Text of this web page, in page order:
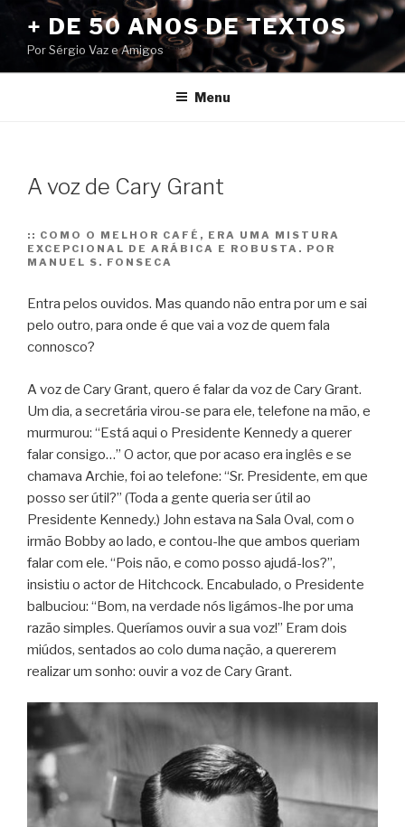
conteúdo
+ DE 50 ANOS DE TEXTOS
Por Sérgio Vaz e Amigos
Menu
A voz de Cary Grant
:: COMO O MELHOR CAFÉ, ERA UMA MISTURA
EXCEPCIONAL DE ARÁBICA E ROBUSTA. POR
MANUEL S. FONSECA
Entra pelos ouvidos. Mas quando não entra por um e sai
pelo outro, para onde é que vai a voz de quem fala
connosco?
A voz de Cary Grant, quero é falar da voz de Cary Grant.
Um dia, a secretária virou-se para ele, telefone na mão, e
murmurou: “Está aqui o Presidente Kennedy a querer
falar consigo…” O actor, que por acaso era inglês e se
chamava Archie, foi ao telefone: “Sr. Presidente, em que
posso ser útil?” (Toda a gente queria ser útil ao
Presidente Kennedy.) John estava na Sala Oval, com o
irmão Bobby ao lado, e contou-lhe que ambos queriam
falar com ele. “Pois não, e como posso ajudá-los?”,
insistiu o actor de Hitchcock. Encabulado, o Presidente
balbuciou: “Bom, na verdade nós ligámos-lhe por uma
razão simples. Queríamos ouvir a sua voz!” Eram dois
miúdos, sentados ao colo duma nação, a quererem
realizar um sonho: ouvir a voz de Cary Grant.